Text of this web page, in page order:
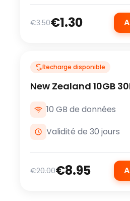
€3.50€1.30
Recharge disponible
New Zealand 10GB
10 GB de données
Validité de 30 jours
€20.00€8.95